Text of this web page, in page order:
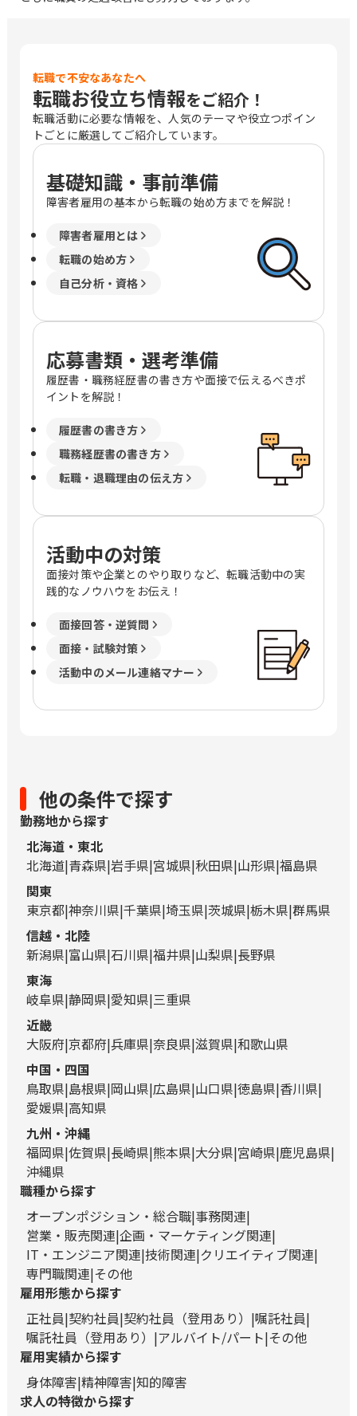
転職で不安なあなたへ
転職お役立ち情報をご紹介！
転職活動に必要な情報を、人気のテーマや役立つポイン
トごとに厳選してご紹介しています。
基礎知識・事前準備
障害者雇用の基本から転職の始め方までを解説！
障害者雇用とは
転職の始め方
自己分析・資格
応募書類・選考準備
履歴書・職務経歴書の書き方や面接で伝えるべきポ
イントを解説！
履歴書の書き方
職務経歴書の書き方
転職・退職理由の伝え方
活動中の対策
面接対策や企業とのやり取りなど、転職活動中の実
践的なノウハウをお伝え！
面接回答・逆質問
面接・試験対策
活動中のメール連絡マナー
他の条件で探す
勤務地から探す
北海道・東北
北海道 青森県 岩手県 宮城県 秋田県 山形県 福島県
関東
東京都 神奈川県 千葉県 埼玉県 茨城県 栃木県 群馬県
信越・北陸
新潟県 富山県 石川県 福井県 山梨県 長野県
東海
岐阜県 静岡県 愛知県 三重県
近畿
大阪府 京都府 兵庫県 奈良県 滋賀県 和歌山県
中国・四国
鳥取県 島根県 岡山県 広島県 山口県 徳島県 香川県
愛媛県 高知県
九州・沖縄
福岡県 佐賀県 長崎県 熊本県 大分県 宮崎県 鹿児島県
沖縄県
職種から探す
オープンポジション・総合職 事務関連
営業・販売関連 企画・マーケティング関連
IT・エンジニア関連 技術関連 クリエイティブ関連
専門職関連 その他
雇用形態から探す
正社員 契約社員 契約社員（登用あり）
嘱託社員
嘱託社員（登用あり）
アルバイト/パート その他
雇用実績から探す
身体障害 精神障害 知的障害
求人の特徴から探す